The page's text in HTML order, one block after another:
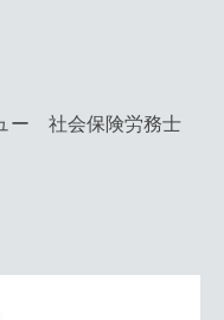
ー 社会保険労務士